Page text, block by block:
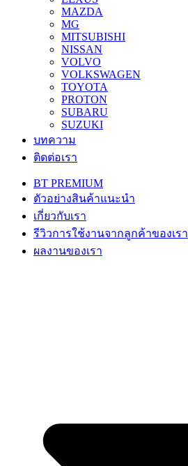
MAZDA
MG
MITSUBISHI
NISSAN
VOLVO
VOLKSWAGEN
TOYOTA
PROTON
SUBARU
SUZUKI
บทความ
ติดต่อเรา
BT PREMIUM
ตัวอย่างสินค้าแนะนำ
เกี่ยวกับเรา
รีวิวการใช้งานจากลูกค้าของเรา
ผลงานของเรา